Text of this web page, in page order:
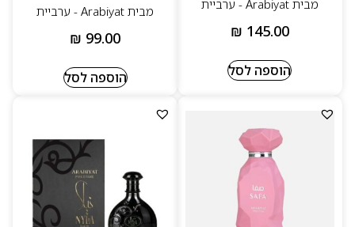
מבית Arabiyat - ערביית
₪ 145.00
הוספה לסל
מבית Arabiyat - ערביית
₪ 99.00
הוספה לסל